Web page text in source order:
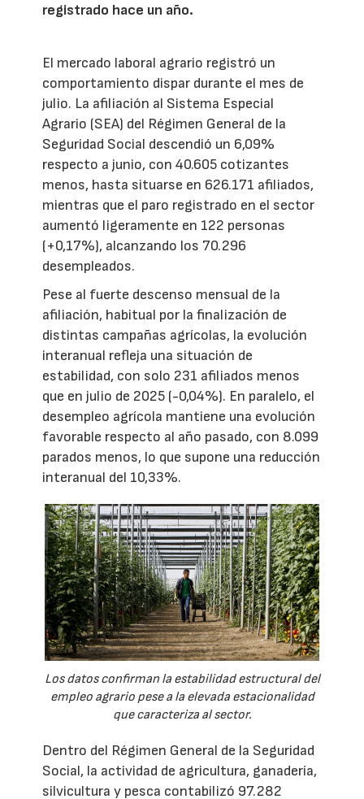
registrado hace un año.
El mercado laboral agrario registró un
comportamiento dispar durante el mes de
julio. La afiliación al Sistema Especial
Agrario (SEA) del Régimen General de la
Seguridad Social descendió un 6,09%
respecto a junio, con 40.605 cotizantes
menos, hasta situarse en 626.171 afiliados,
mientras que el paro registrado en el sector
aumentó ligeramente en 122 personas
(+0,17%), alcanzando los 70.296
desempleados.
Pese al fuerte descenso mensual de la
afiliación, habitual por la finalización de
distintas campañas agrícolas, la evolución
interanual refleja una situación de
estabilidad, con solo 231 afiliados menos
que en julio de 2025 (-0,04%). En paralelo, el
desempleo agrícola mantiene una evolución
favorable respecto al año pasado, con 8.099
parados menos, lo que supone una reducción
interanual del 10,33%.
Los datos confirman la estabilidad estructural del
empleo agrario pese a la elevada estacionalidad
que caracteriza al sector.
Dentro del Régimen General de la Seguridad
Social, la actividad de agricultura, ganadería,
silvicultura y pesca contabilizó 97.282